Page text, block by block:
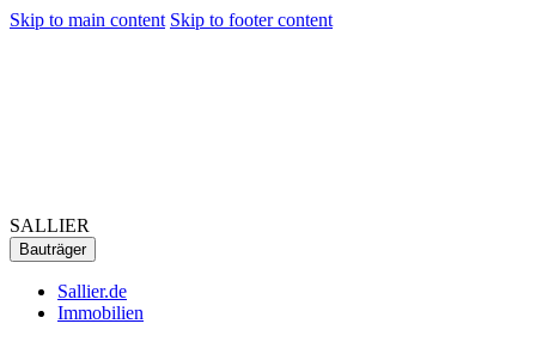
Skip to main content Skip to footer content
SALLIER
Bauträger
Sallier.de
Immobilien